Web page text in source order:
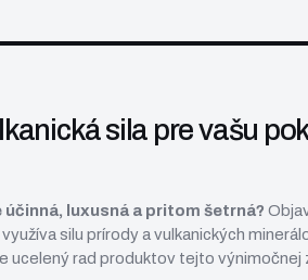
sila pre vašu
luxusná a pritom šetrná?
silu prírody a vulkanických
ucelený rad produktov tejto výnimočnej